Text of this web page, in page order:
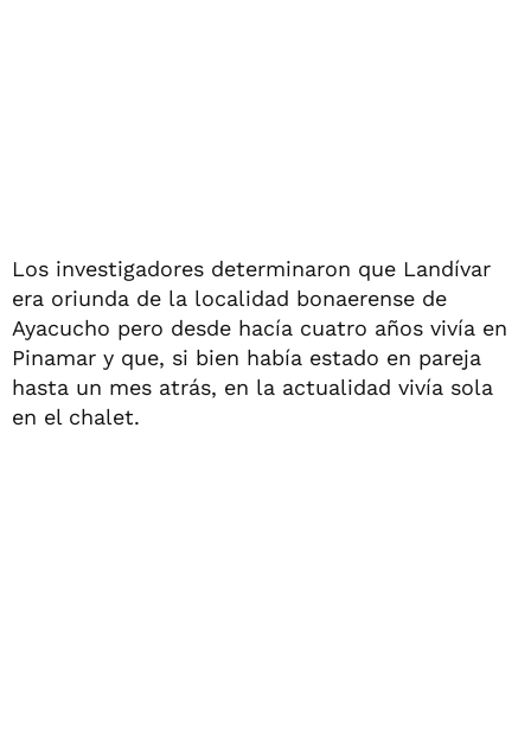
Los investigadores determinaron que Landívar
era oriunda de la localidad bonaerense de
Ayacucho pero desde hacía cuatro años vivía en
Pinamar y que, si bien había estado en pareja
hasta un mes atrás, en la actualidad vivía sola
en el chalet.